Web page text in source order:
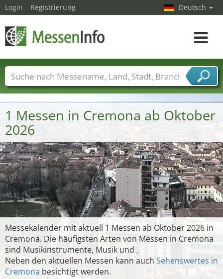
1 Messen in Cremona ab Oktober
2026
Messekalender mit aktuell 1 Messen ab Oktober 2026 in
Cremona. Die häufigsten Arten von Messen in Cremona
sind Musikinstrumente, Musik und .
Neben den aktuellen Messen kann auch Sehenswertes in
Cremona besichtigt werden.
Login Registrierung Deutsch
Toggle
Messenamen Länder Städte
Branchen
Dienstleisterbranchen